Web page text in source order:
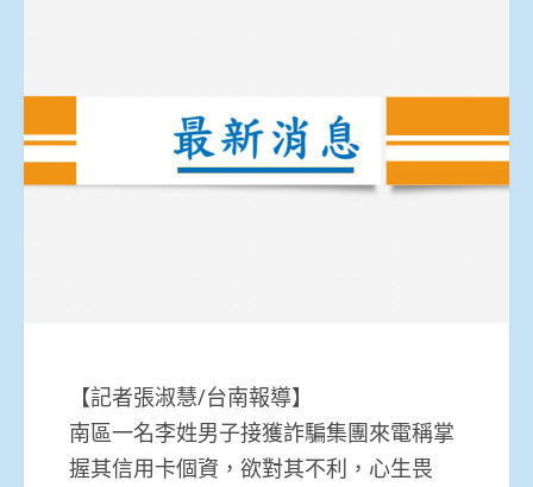
【記者張淑慧/台南報導】
南區一名李姓男子接獲詐騙集團來電稱掌
握其信用卡個資，欲對其不利，心生畏